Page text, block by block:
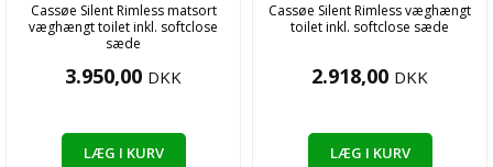
Cassøe Silent Rimless matsort
væghængt toilet inkl. softclose
sæde
3.950,00 DKK
LÆG I KURV
Cassøe Silent Rimless væghængt
toilet inkl. softclose sæde
2.918,00 DKK
LÆG I KURV